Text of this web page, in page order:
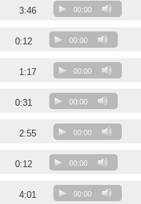
3:46 00:00
0:12 00:00
1:17 00:00
0:31 00:00
2:55 00:00
0:12 00:00
4:01 00:00